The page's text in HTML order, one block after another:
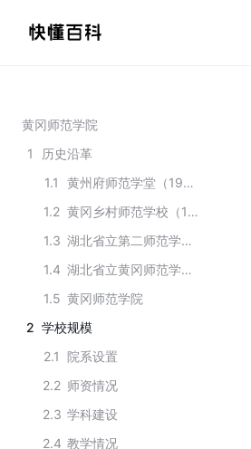
黄冈师范学院
1
历史沿革
1.1
黄州府师范学堂（1905-1923年）
1.2
黄冈乡村师范学校（1923-1938年）
1.3
湖北省立第二师范学校（1938-1947年）
1.4
湖北省立黄冈师范学校（1947-1999年）
1.5 黄冈师范学院
2 学校规模
2.1 院系设置
2.2 师资情况
2.3 学科建设
2.4 教学情况